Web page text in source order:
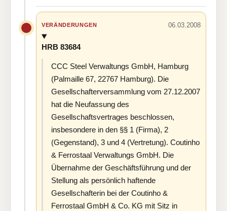
VERÄNDERUNGEN 06.03.2008
HRB 83684
CCC Steel Verwaltungs GmbH, Hamburg
(Palmaille 67, 22767 Hamburg). Die
Gesellschafterversammlung vom 27.12.2007
hat die Neufassung des
Gesellschaftsvertrages beschlossen,
insbesondere in den §§ 1 (Firma), 2
(Gegenstand), 3 und 4 (Vertretung). Coutinho
& Ferrostaal Verwaltungs GmbH. Die
Übernahme der Geschäftsführung und der
Stellung als persönlich haftende
Gesellschafterin bei der Coutinho &
Ferrostaal GmbH & Co. KG mit Sitz in